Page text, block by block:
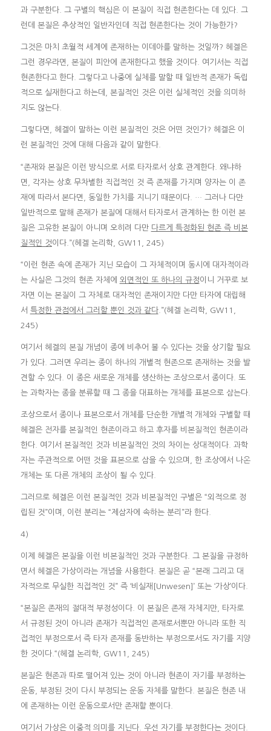
과 구분한다. 그 구별의 핵심은 이 본질이 직접 현존한다는 데 있다. 그
런데 본질은 추상적인 일반자인데 직접 현존한다는 것이 가능한가?
그것은 마치 초월적 세계에 존재하는 이데아를 말하는 것일까? 헤겔은
그런 경우라면, 본질이 피안에 존재한다고 했을 것이다. 여기서는 직접
현존한다고 한다. 그렇다고 나중에 실체를 말할 때 일반적 존재가 독립
적으로 실재한다고 하는데, 본질적인 것은 이런 실체적인 것을 의미하
지도 않는다.
그렇다면, 헤겔이 말하는 이런 본질적인 것은 어떤 것인가? 헤겔은 이
런 본질적인 것에 대해 다음과 같이 말한다.
“존재와 본질은 이런 방식으로 서로 타자로서 상호 관계한다. 왜냐하
면, 각자는 상호 무차별한 직접적인 것 즉 존재를 가지며 양자는 이 존
재에 따라서 본다면, 동일한 가치를 지니기 때문이다. … 그러나 다만
일반적으로 말해 존재가 본질에 대해서 타자로서 관계하는 한 이런 본
질은 고유한 본질이 아니며 오히려 다만 다르게 특정화된 현존 즉 비본
질적인 것이다.”(헤겔 논리학, GW11, 245)
“이런 현존 속에 존재가 지닌 모습이 그 자체적이며 동시에 대자적이라
는 사실은 그것의 현존 자체에
외면적인 또 하나의 규정이니 거꾸로 보
자면 이는 본질이 그 자체로 대자적인 존재이지만 다만 타자에 대립해
서 특정한 관점에서 그러할 뿐인 것과 같다.”(헤겔 논리학, GW11,
245)
여기서 헤겔의 본질 개념이 종에 비추어 볼 수 있다는 것을 상기할 필요
가 있다. 그러면 우리는 종이 하나의 개별적 현존으로 존재하는 것을 발
견할 수 있다. 이 종은 새로운 개체를 생산하는 조상으로서 종이다. 또
는 과학자는 종을 분류할 때 그 종을 대표하는 개체를 표본으로 삼는다.
조상으로서 종이나 표본으로서 개체를 단순한 개별적 개체와 구별할 때
헤겔은 전자를 본질적인 현존이라고 하고 후자를 비본질적인 현존이라
한다. 여기서 본질적인 것과 비본질적인 것의 차이는 상대적이다. 과학
자는 주관적으로 어떤 것을 표본으로 삼을 수 있으며, 한 조상에서 나온
개체는 또 다른 개체의 조상이 될 수 있다.
그러므로 헤겔은 이런 본질적인 것과 비본질적인 구별은 “외적으로 정
립된 것”이며, 이런 분리는 “제삼자에 속하는 분리”라 한다.
4)
이제 헤겔은 본질을 이런 비본질적인 것과 구분한다. 그 본질을 규정하
면서 헤겔은 가상이라는 개념을 사용한다. 본질은 곧 “본래 그리고 대
자적으로 무실한 직접적인 것” 즉 ‘비실재[Unwesen]’ 또는 ‘가상’이다.
“본질은 존재의 절대적 부정성이다. 이 본질은 존재 자체지만, 타자로
서 규정된 것이 아니라 존재가 직접적인 존재로서뿐만 아니라 또한 직
접적인 부정으로서 즉 타자 존재를 동반하는 부정으로서도 자기를 지양
한 것이다.“(헤겔 논리학, GW11, 245)
본질은 현존과 따로 떨어져 있는 것이 아니라 현존이 자기를 부정하는
운동, 부정된 것이 다시 부정되는 운동 자체를 말한다. 본질은 현존 내
에 존재하는 이런 운동으로서만 존재할 뿐이다.
여기서 가상은 이중적 의미를 지닌다. 우선 자기를 부정한다는 것이다.